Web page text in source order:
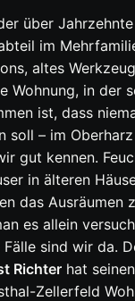
über
im
altes
Wohnung, in der
ist, dass
soll – im
gut kennen.
in älteren
das Ausräumen
es allein
Fälle sind wir da.
Richter hat
Zellerfeld